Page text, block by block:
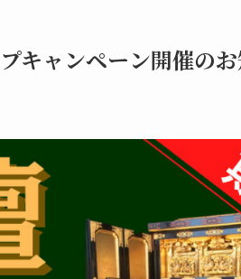
キャンペーン開催の